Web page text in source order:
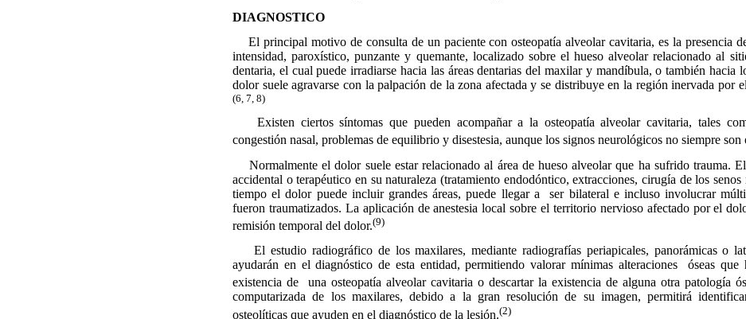
DIAGNOSTICO
El principal motivo de consulta de un paciente con osteopatía alveolar cavitaria, es la presencia
intensidad, paroxístico, punzante y quemante, localizado sobre el hueso alveolar relacionado al
dentaria, el cual puede irradiarse hacia las áreas dentarias del maxilar y mandíbula, o también hacia
dolor suele agravarse con la palpación de la zona afectada y se distribuye en la región inervada por
(6, 7, 8)
Existen ciertos síntomas que pueden acompañar a la osteopatía alveolar cavitaria, tales
congestión nasal, problemas de equilibrio y disestesia, aunque los signos neurológicos no siempre son
Normalmente el dolor suele estar relacionado al área de hueso alveolar que ha sufrido trauma.
accidental o terapéutico en su naturaleza (tratamiento endodóntico, extracciones, cirugía de los
tiempo el dolor puede incluir grandes áreas, puede llegar a
ser bilateral e incluso involucrar
fueron traumatizados. La aplicación de anestesia local sobre el territorio nervioso afectado por el
remisión temporal del dolor.(9)
El estudio radiográfico de los maxilares, mediante radiografías periapicales, panorámicas o
ayudarán en el diagnóstico de esta entidad, permitiendo valorar mínimas alteraciones
óseas que
existencia de
una osteopatía alveolar cavitaria o descartar la existencia de alguna otra patología
computarizada de los maxilares, debido a la gran resolución de su imagen, permitirá
osteolíticas que ayuden en el diagnóstico de la lesión.(2)